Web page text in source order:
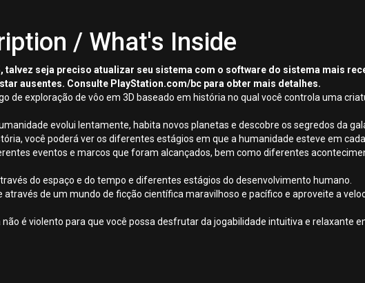
/ What's Inside
talvez seja preciso atualizar seu sistema com o software do sistema mais
ausentes. Consulte PlayStation.com/bc para obter mais detalhes.
de exploração de vôo em 3D baseado em história no qual você controla uma
evolui lentamente, habita novos planetas e descobre os segredos da
você poderá ver os diferentes estágios em que a humanidade esteve em
eventos e marcos que foram alcançados, bem como diferentes
do espaço e do tempo e diferentes estágios do desenvolvimento humano.
de um mundo de ficção científica maravilhoso e pacífico e aproveite a
não é violento para que você possa desfrutar da jogabilidade intuitiva e relaxante